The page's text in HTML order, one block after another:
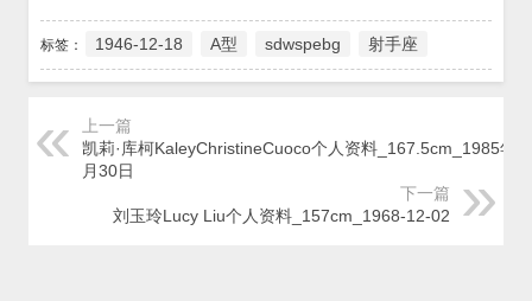
标签： 1946-12-18 A型 sdwspebg 射手座
上一篇
凯莉·库柯KaleyChristineCuoco个人资料_167.5cm_1985年
月30日
下一篇
刘玉玲Lucy Liu个人资料_157cm_1968-12-02